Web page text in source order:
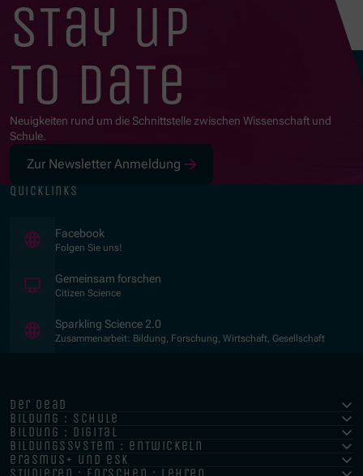
stay up
to date
Neuigkeiten rund um die Schnittstelle zwischen Wissenschaft und
Schule.
Zur Newsletter Anmeldung
quicklinks
Facebook
Folgen Sie uns!
Gemeinsam forschen
Citizen Science
Sparkling Science 2.0
Zusammenarbeit: Bildung, Forschung, Wirtschaft, Gesellschaft
der oead
bildung : schule
bildung : digital
bildungssystem : entwickeln
erasmus+ und esk